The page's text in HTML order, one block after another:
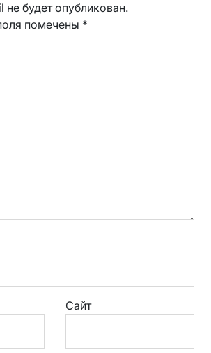
будет опубликован.
помечены *
Сайт